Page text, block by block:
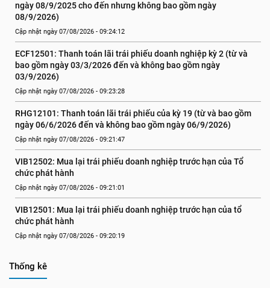
ngày 08/9/2025 cho đến nhưng không bao gồm ngày
08/9/2026)
Cập nhật ngày 07/08/2026 - 09:24:12
ECF12501: Thanh toán lãi trái phiếu doanh nghiệp kỳ 2 (từ và
bao gồm ngày 03/3/2026 đến và không bao gồm ngày
03/9/2026)
Cập nhật ngày 07/08/2026 - 09:23:28
RHG12101: Thanh toán lãi trái phiếu của kỳ 19 (từ và bao gồm
ngày 06/6/2026 đến và không bao gồm ngày 06/9/2026)
Cập nhật ngày 07/08/2026 - 09:21:47
VIB12502: Mua lại trái phiếu doanh nghiệp trước hạn của Tổ
chức phát hành
Cập nhật ngày 07/08/2026 - 09:21:01
VIB12501: Mua lại trái phiếu doanh nghiệp trước hạn của tổ
chức phát hành
Cập nhật ngày 07/08/2026 - 09:20:19
Thống kê